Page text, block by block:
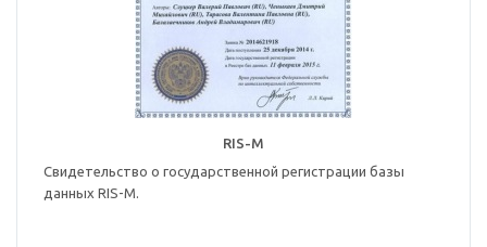
RIS-M
Свидетельство о государственной регистрации базы
данных RIS-M.